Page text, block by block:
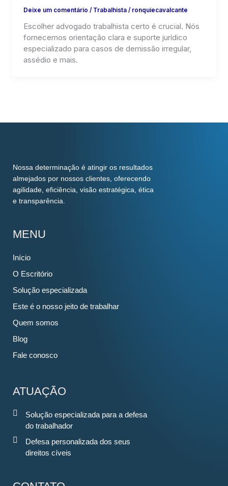
Deixe um comentário / Trabalhista/ ronquiecavalcante
Escolher advogado trabalhista certo é crucial. Nós
fornecemos orientação clara e suporte jurídico
especializado para casos de demissão irregular,
assédio e mais.
Nossa determinação é atingir os resultados
almejados por nossos clientes, oferecendo
agilidade, eficiência, visão estratégica, ética
e transparência.
MENU
Início
O Escritório
Solução especializada
Este é o nosso jeito de trabalhar
Quem somos
Blog
Fale conosco
ATUAÇÃO
Solução especializada para a defesa
do trabalhador
Defesa personalizada dos seus
direitos cíveis